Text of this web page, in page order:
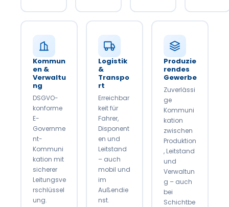
Kommun
en &
Verwaltu
ng
DSGVO-
konforme
E-
Governme
nt-
Kommuni
kation mit
sicherer
Leitungsve
rschlüssel
ung.
Logistik
&
Transpo
rt
Erreichbar
keit für
Fahrer,
Disponent
en und
Leitstand
– auch
mobil und
im
Außendie
nst.
Produzie
rendes
Gewerbe
Zuverlässi
ge
Kommuni
kation
zwischen
Produktion
, Leitstand
und
Verwaltun
g – auch
bei
Schichtbe